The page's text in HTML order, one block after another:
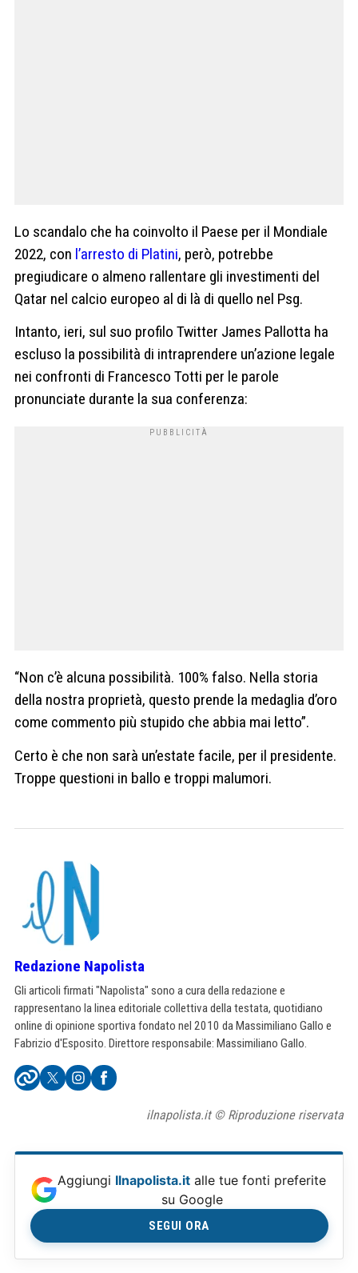
Lo scandalo che ha coinvolto il Paese per il Mondiale
2022, con l’arresto di Platini, però, potrebbe
pregiudicare o almeno rallentare gli investimenti del
Qatar nel calcio europeo al di là di quello nel Psg.
Intanto, ieri, sul suo profilo Twitter James Pallotta ha
escluso la possibilità di intraprendere un’azione legale
nei confronti di Francesco Totti per le parole
pronunciate durante la sua conferenza:
“Non c’è alcuna possibilità. 100% falso. Nella storia
della nostra proprietà, questo prende la medaglia d’oro
come commento più stupido che abbia mai letto”.
Certo è che non sarà un’estate facile, per il presidente.
Troppe questioni in ballo e troppi malumori.
Redazione Napolista
Gli articoli firmati "Napolista" sono a cura della redazione e
rappresentano la linea editoriale collettiva della testata, quotidiano
online di opinione sportiva fondato nel 2010 da Massimiliano Gallo e
Fabrizio d'Esposito. Direttore responsabile: Massimiliano Gallo.
ilnapolista.it © Riproduzione riservata
Aggiungi Ilnapolista.it alle tue fonti preferite
su Google
SEGUI ORA